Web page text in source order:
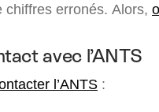
chiffres erronés. Alors,
avec l’ANTS
l’ANTS :